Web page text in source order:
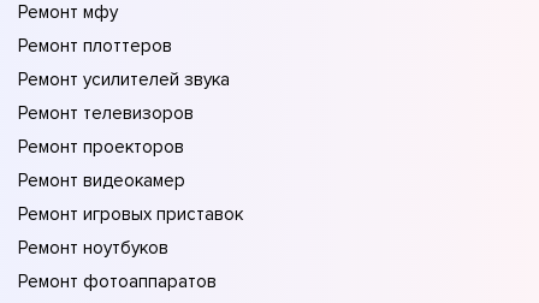
Ремонт мфу
Ремонт плоттеров
Ремонт усилителей звука
Ремонт телевизоров
Ремонт проекторов
Ремонт видеокамер
Ремонт игровых приставок
Ремонт ноутбуков
Ремонт фотоаппаратов